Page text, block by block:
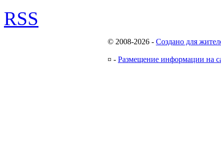
RSS
© 2008-2026 - Создано для
¤ - Размещение информации на